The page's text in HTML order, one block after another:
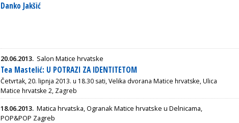
Danko Jakšić
20.06.2013. Salon Matice hrvatske
Tea Mastelić: U POTRAZI ZA IDENTITETOM
Četvrtak, 20. lipnja 2013. u 18.30 sati, Velika dvorana Matice hrvatske, Ulica
Matice hrvatske 2, Zagreb
18.06.2013. Matica hrvatska, Ogranak Matice hrvatske u Delnicama,
POP&POP Zagreb